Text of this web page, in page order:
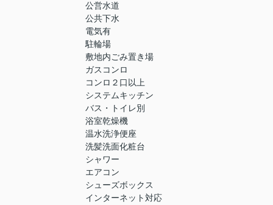
公営水道
公共下水
電気有
駐輪場
敷地内ごみ置き場
ガスコンロ
コンロ２口以上
システムキッチン
バス・トイレ別
浴室乾燥機
温水洗浄便座
洗髪洗面化粧台
シャワー
エアコン
シューズボックス
インターネット対応